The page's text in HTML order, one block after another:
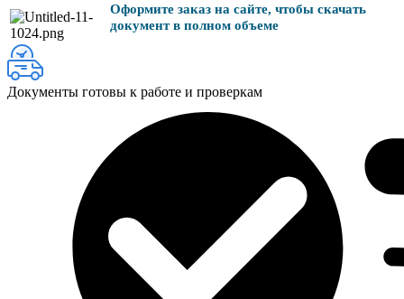
Оформите заказ на сайте, чтобы скачать
документ в полном объеме
Документы готовы к работе и проверкам